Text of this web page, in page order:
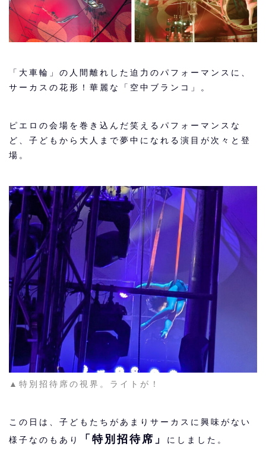
「大車輪」の人間離れした迫力のパフォーマンスに、
サーカスの花形！華麗な「空中ブランコ」。
ピエロの会場を巻き込んだ笑えるパフォーマンスな
ど、子どもから大人まで夢中になれる演目が次々と登
場。
▲特別招待席の視界。ライトが！
この日は、子どもたちがあまりサーカスに興味がない
様子なのもあり
「特別招待席」 にしました。